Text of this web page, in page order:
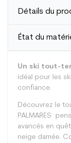
Détails du
État du
Un ski tout-
idéal pour les
confiance.
Découvrez le
PALMARES
avancés en
neige damée.